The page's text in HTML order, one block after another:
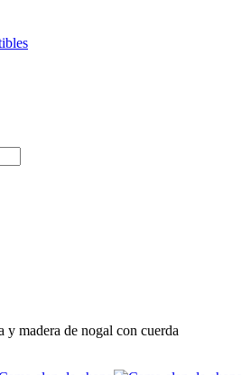
y madera de nogal con cuerda